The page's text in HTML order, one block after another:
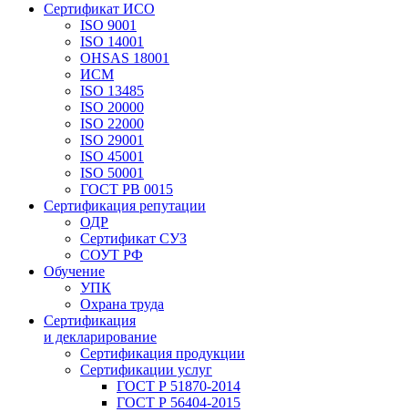
Сертификат ИСО
ISO 9001
ISO 14001
OHSAS 18001
ИСМ
ISO 13485
ISO 20000
ISO 22000
ISO 29001
ISO 45001
ISO 50001
ГОСТ РВ 0015
Сертификация репутации
ОДР
Сертификат СУЗ
СОУТ РФ
Обучение
УПК
Охрана труда
Сертификация
и декларирование
Сертификация продукции
Сертификации услуг
ГОСТ Р 51870-2014
ГОСТ Р 56404-2015